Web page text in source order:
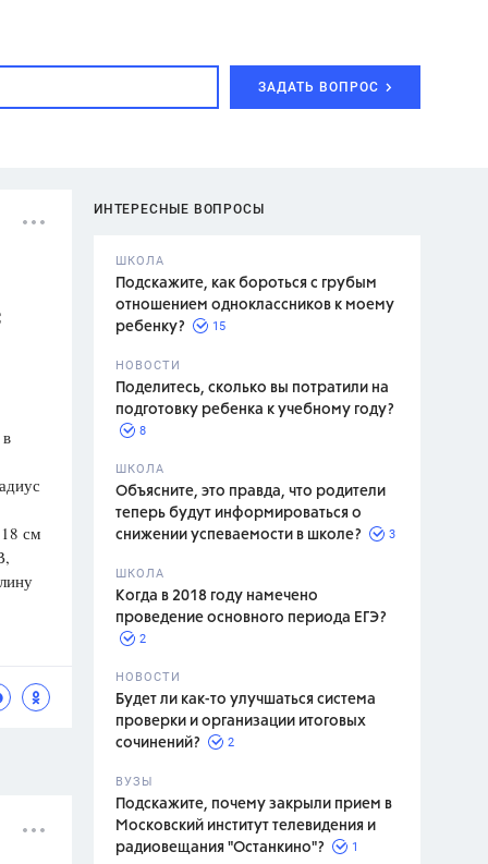
ЗАДАТЬ ВОПРОС
Л.С.,
ИНТЕРЕСНЫЕ ВОПРОСЫ
ШКОЛА
Подскажите, как бороться с грубым
отношением одноклассников к моему
ребенку?
15
НОВОСТИ
Поделитесь, сколько вы потратили на
подготовку ребенка к учебному году?
8
ШКОЛА
Объясните, это правда, что родители
теперь будут информироваться о
снижении успеваемости в школе?
3
ШКОЛА
Когда в 2018 году намечено
проведение основного периода ЕГЭ?
2
НОВОСТИ
Будет ли как-то улучшаться система
проверки и организации итоговых
сочинений?
2
ВУЗЫ
Подскажите, почему закрыли прием в
Московский институт телевидения и
радиовещания "Останкино"?
1
см